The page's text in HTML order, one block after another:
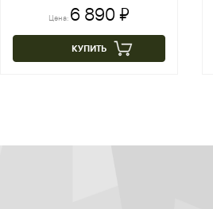
Цена: 6 890 ₽
КУПИТЬ